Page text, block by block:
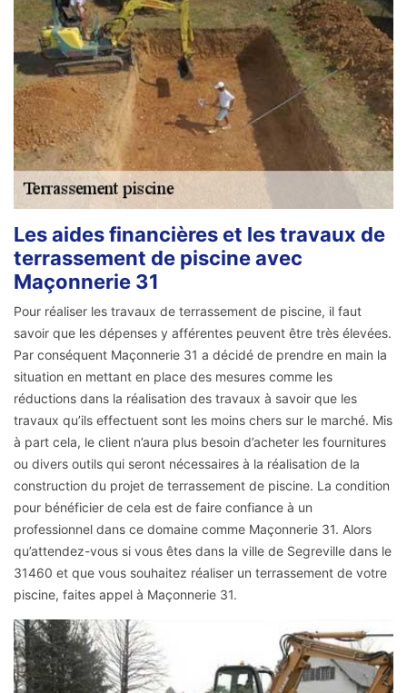
Les aides financières et les travaux de
terrassement de piscine avec
Maçonnerie 31
Pour réaliser les travaux de terrassement de piscine, il faut
savoir que les dépenses y afférentes peuvent être très élevées.
Par conséquent Maçonnerie 31 a décidé de prendre en main la
situation en mettant en place des mesures comme les
réductions dans la réalisation des travaux à savoir que les
travaux qu’ils effectuent sont les moins chers sur le marché. Mis
à part cela, le client n’aura plus besoin d’acheter les fournitures
ou divers outils qui seront nécessaires à la réalisation de la
construction du projet de terrassement de piscine. La condition
pour bénéficier de cela est de faire confiance à un
professionnel dans ce domaine comme Maçonnerie 31. Alors
qu’attendez-vous si vous êtes dans la ville de Segreville dans le
31460 et que vous souhaitez réaliser un terrassement de votre
piscine, faites appel à Maçonnerie 31.